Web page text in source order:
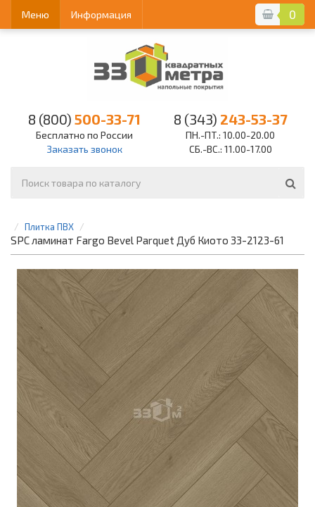
0
Меню Информация
8 (800) 500-33-71
Бесплатно по России
Заказать звонок
8 (343) 243-53-37
ПН.-ПТ.: 10.00-20.00
СБ.-ВС.: 11.00-17.00
Плитка ПВХ
SPC ламинат Fargo Bevel Parquet Дуб Киото 33-2123-61